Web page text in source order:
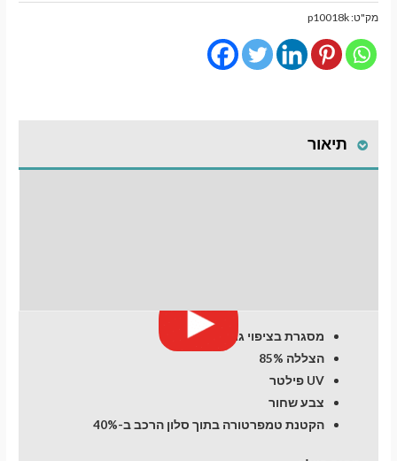
וילונות
השחרה
מגנטיים
BMW
3
מק"ט:p10018k
תיאור
מסגרת בציפוי גומי
הצללה 85%
UV פילטר
צבע שחור
הקטנת טמפרטורה בתוך סלון הרכב ב-40%
תשלום